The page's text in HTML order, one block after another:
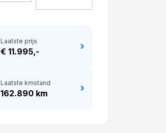
Laatste prijs
€ 11.995,-
Laatste kmstand
162.890 km